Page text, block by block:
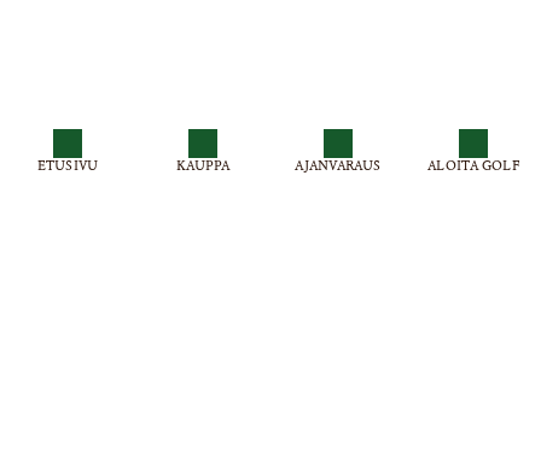
ETUSIVU KAUPPA AJANVARAUS ALOITA GOLF